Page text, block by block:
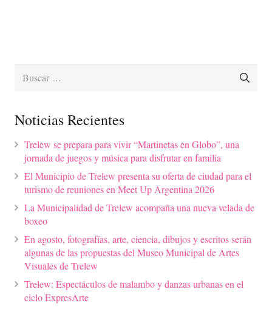
Buscar:
Noticias Recientes
Trelew se prepara para vivir “Martinetas en Globo”, una
jornada de juegos y música para disfrutar en familia
El Municipio de Trelew presenta su oferta de ciudad para el
turismo de reuniones en Meet Up Argentina 2026
La Municipalidad de Trelew acompaña una nueva velada de
boxeo
En agosto, fotografías, arte, ciencia, dibujos y escritos serán
algunas de las propuestas del Museo Municipal de Artes
Visuales de Trelew
Trelew: Espectáculos de malambo y danzas urbanas en el
ciclo ExpresArte